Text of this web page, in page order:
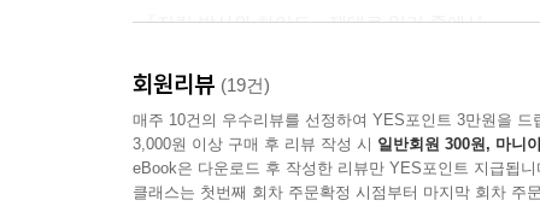
-『지킬 박사와 하이드』제대로 읽기 중에서
회원리뷰 (19건)
매주 10건의 우수리뷰를 선정하여 YES포인트 3만원을 드
3,000원 이상 구매 후 리뷰 작성 시 일반회원 300원, 마니
eBook은 다운로드 후 작성한 리뷰만 YES포인트 지급됩니
클래스는 첫번째 회차 주문확정 시점부터 마지막 회차 주